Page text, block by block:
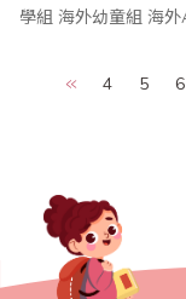
學組 海外幼童組 海外A組 海外B組 海外C組 全國數學競技大賽暨國
4
5 6